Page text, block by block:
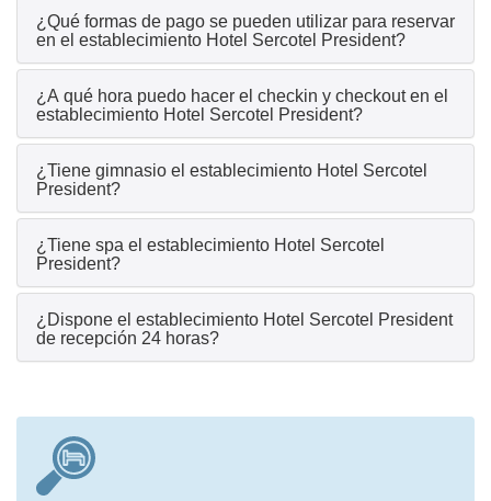
¿Qué formas de pago se pueden utilizar para reservar
en el establecimiento Hotel Sercotel President?
¿A qué hora puedo hacer el checkin y checkout en el
establecimiento Hotel Sercotel President?
¿Tiene gimnasio el establecimiento Hotel Sercotel
President?
¿Tiene spa el establecimiento Hotel Sercotel
President?
¿Dispone el establecimiento Hotel Sercotel President
de recepción 24 horas?